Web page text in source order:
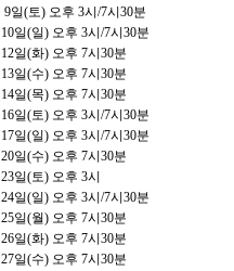
9일(토) 오후 3시 /7시 30분
10일(일) 오후 3시 /7시 30분
12일(화) 오후 7시 30분
13일(수) 오후 7시 30분
14일(목) 오후 7시 30분
16일(토) 오후 3시 /7시 30분
17일(일) 오후 3시 /7시 30분
20일(수) 오후 7시 30분
23일(토) 오후 3시
24일(일) 오후 3시 /7시 30분
25일(월) 오후 7시 30분
26일(화) 오후 7시 30분
27일(수) 오후 7시 30분